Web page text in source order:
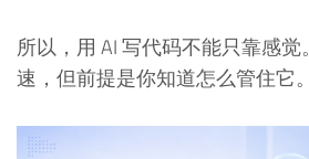
所以，用 AI 写代码不能只靠感
速，但前提是你知道怎么管住它。